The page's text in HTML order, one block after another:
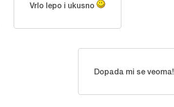
Vrlo lepo i ukusno
Dopada mi se veoma!